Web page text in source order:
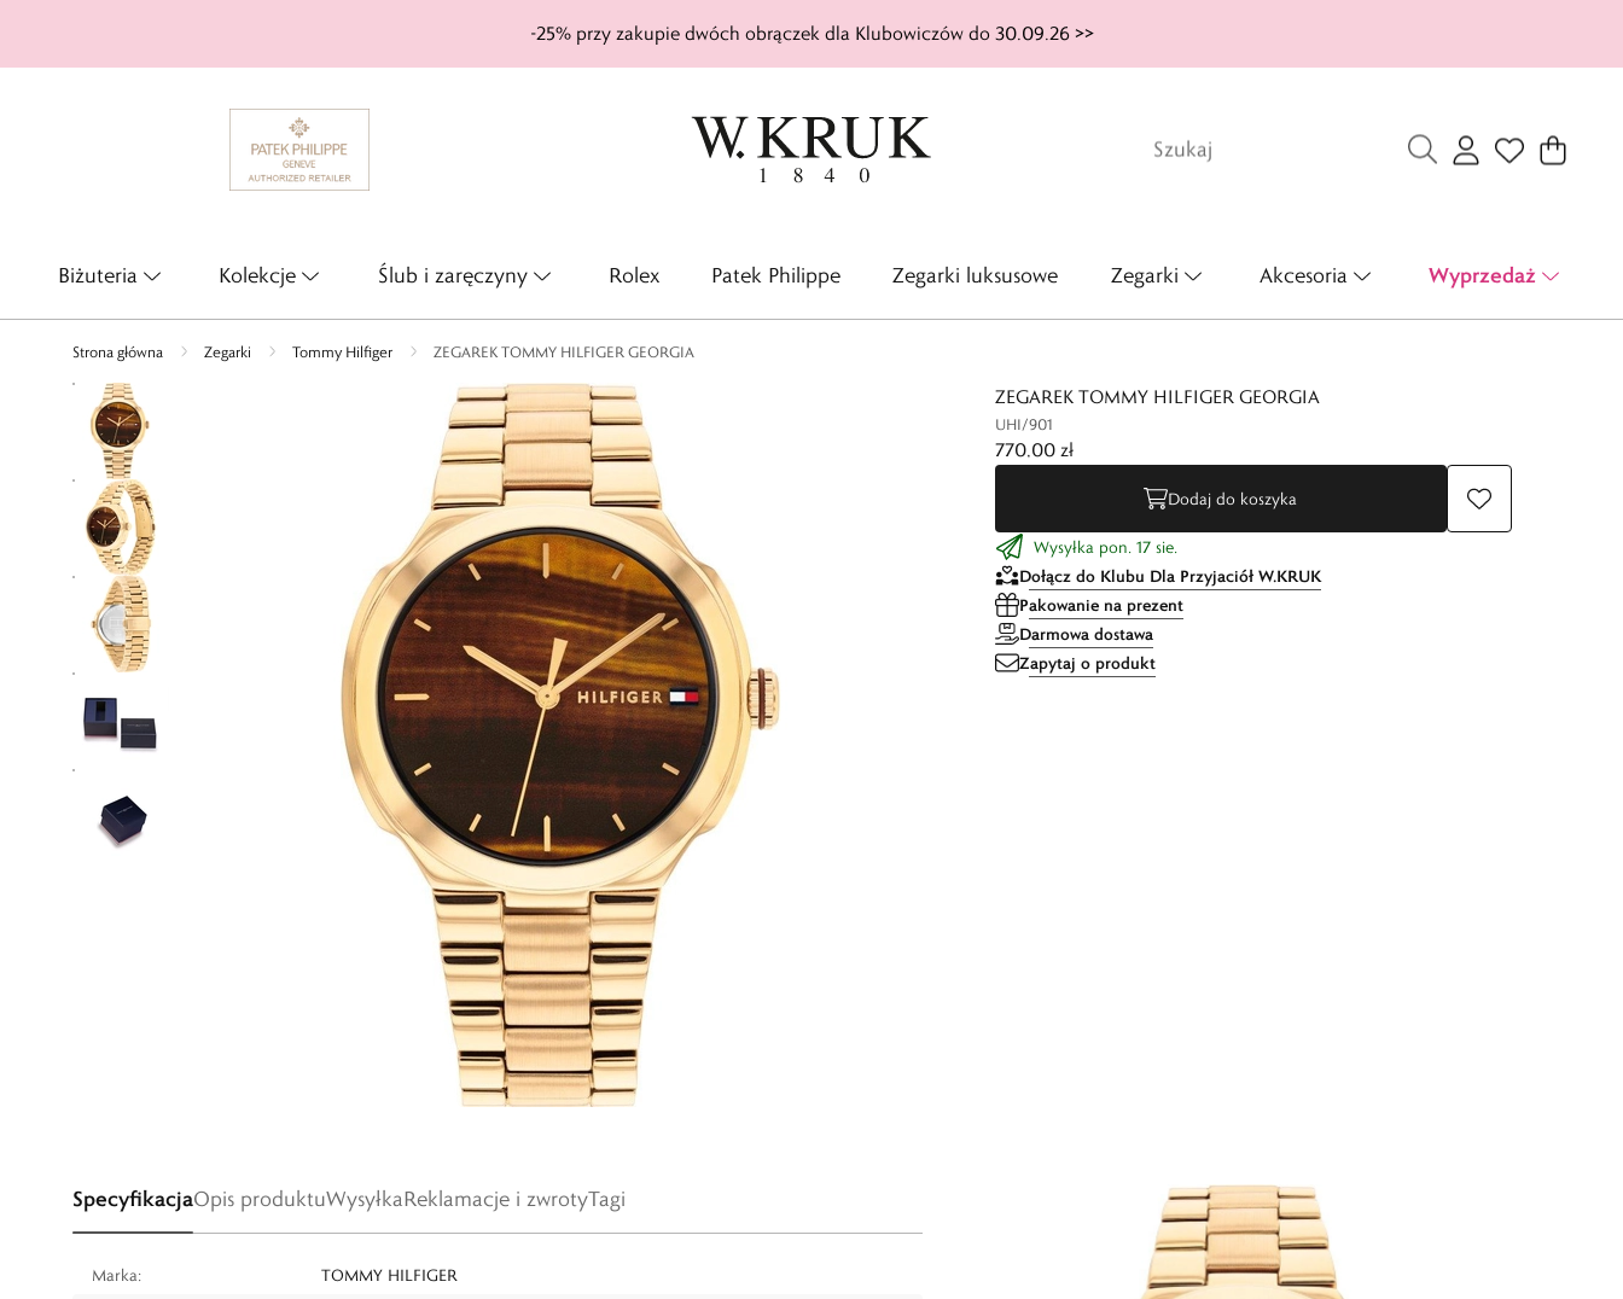
-25% przy zakupie dwóch obrączek dla Klubowiczów do 30.09.26 >>
Biżuteria Kolekcje Ślub i zaręczyny Rolex Patek Philippe Zegarki luksusowe Zegarki Akcesoria Wyprzedaż
Strona główna Zegarki Tommy Hilfiger ZEGAREK TOMMY HILFIGER GEORGIA
ZEGAREK TOMMY HILFIGER GEORGIA
UHI/901
770,00 zł
Dodaj do koszyka
Wysyłka pon. 17 sie.
Dołącz do Klubu Dla Przyjaciół W.KRUK
Pakowanie na prezent
Darmowa dostawa
Zapytaj o produkt
SpecyfikacjaOpis produktuWysyłkaReklamacje i zwrotyTagi
Marka:
TOMMY HILFIGER